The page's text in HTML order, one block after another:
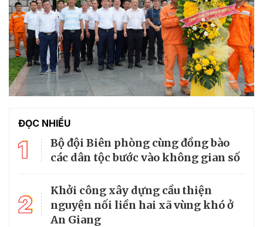
ĐỌC NHIỀU
1
Bộ đội Biên phòng cùng đồng bào
các dân tộc bước vào không gian số
2
Khởi công xây dựng cầu thiện
nguyện nối liền hai xã vùng khó ở
An Giang